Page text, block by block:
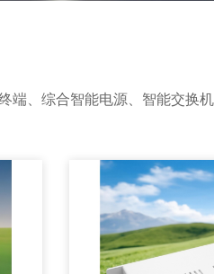
端、综合智能电源、智能交换